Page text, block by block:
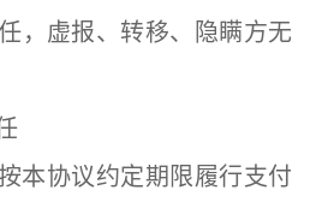
，虚报、转移、隐瞒方无
协议约定期限履行支付